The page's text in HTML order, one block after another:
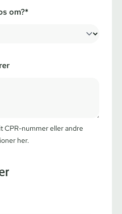
om?*
CPR-nummer eller andre
her.